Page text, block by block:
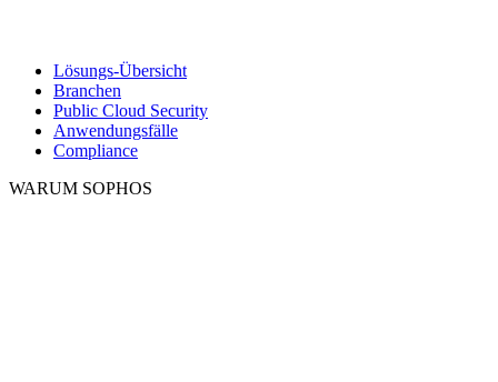
Lösungs-Übersicht
Branchen
Public Cloud Security
Anwendungsfälle
Compliance
WARUM SOPHOS